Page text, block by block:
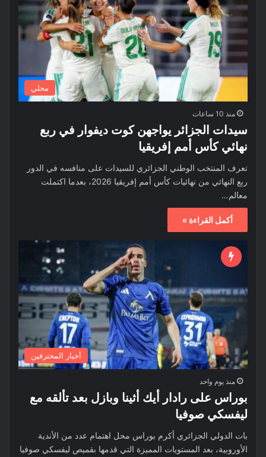
محلي
منذ 10 ساعات
سيدات الجزائر يواجهن كوت ديفوار في ربع
نهائي كأس أمم إفريقيا
تعرف المنتخب الوطني الجزائري للسيدات على منافسه في الدور
ربع النهائي من نهائيات كأس أمم إفريقيا 2026، بعدما اكتملت
معالم…
أكمل القراءة »
أخبار المحترفين
منذ يوم واحد
بوراس على رادار أيك أثينا وبازل بعد تألقه مع
ليفسكي صوفيا
بات الدولي الجزائري أكرم بوراس محل اهتمام عدد من الأندية
الأوروبية، بعد المستويات المميزة التي قدمها بقميص ليفسكي صوفيا